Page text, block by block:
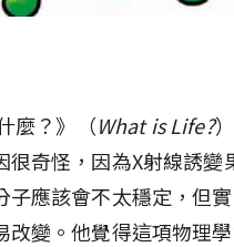
麼？》（What is Life?
奇怪，因為X射線誘變
應該會不太穩定，但
變。他覺得這項物理